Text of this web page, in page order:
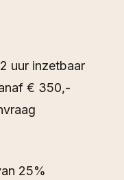
uur inzetbaar
€ 350,-
25%